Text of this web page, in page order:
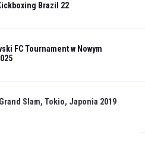
Brazil 22
FC Tournament w Nowym
Slam, Tokio, Japonia 2019